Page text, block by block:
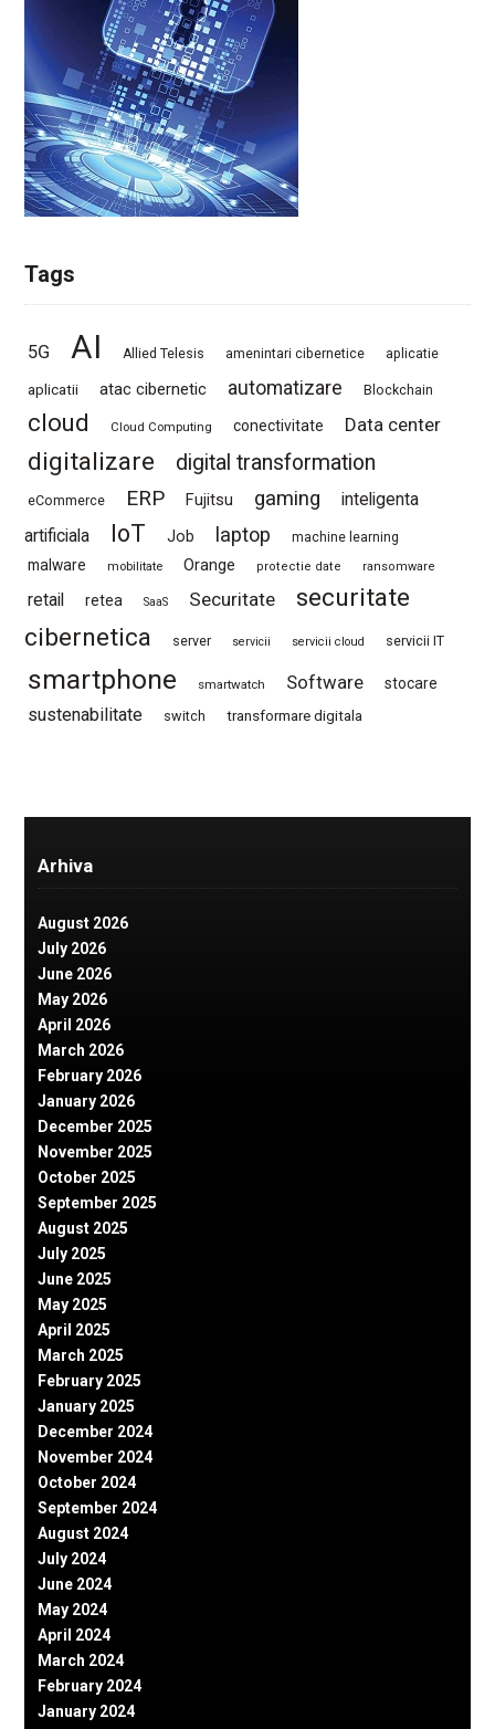
Tags
5G AI Allied Telesis amenintari cibernetice aplicatie
aplicatii atac cibernetic automatizare Blockchain
cloud Cloud Computing conectivitate Data center
digitalizare digital transformation
eCommerce ERP Fujitsu gaming
inteligenta
artificiala
IoT Job laptop machine learning
malware mobilitate Orange protectie date ransomware
retail retea SaaS Securitate
securitate
cibernetica
server servicii servicii cloud servicii IT
smartphone smartwatch Software stocare
sustenabilitate switch transformare digitala
Arhiva
August 2026
July 2026
June 2026
May 2026
April 2026
March 2026
February 2026
January 2026
December 2025
November 2025
October 2025
September 2025
August 2025
July 2025
June 2025
May 2025
April 2025
March 2025
February 2025
January 2025
December 2024
November 2024
October 2024
September 2024
August 2024
July 2024
June 2024
May 2024
April 2024
March 2024
February 2024
January 2024